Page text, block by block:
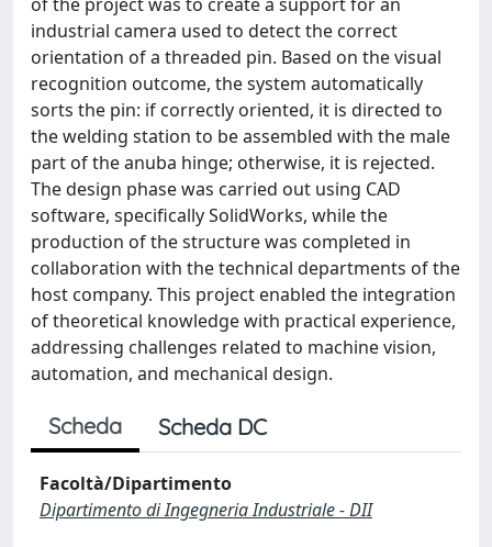
industrial camera used to detect the correct
orientation of a threaded pin. Based on the visual
recognition outcome, the system automatically
sorts the pin: if correctly oriented, it is directed to
the welding station to be assembled with the male
part of the anuba hinge; otherwise, it is rejected.
The design phase was carried out using CAD
software, specifically SolidWorks, while the
production of the structure was completed in
collaboration with the technical departments of the
host company. This project enabled the integration
of theoretical knowledge with practical experience,
addressing challenges related to machine vision,
automation, and mechanical design.
Scheda Scheda DC
Facoltà/Dipartimento
Dipartimento di Ingegneria Industriale - DII